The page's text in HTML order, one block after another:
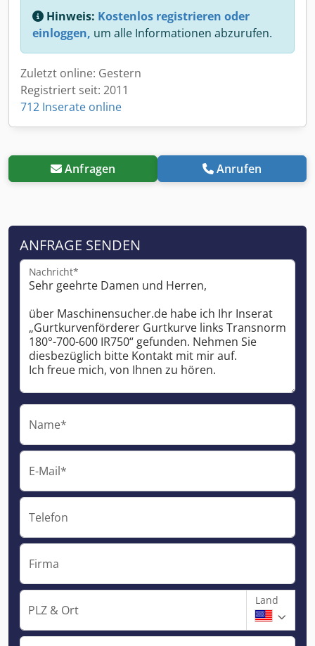
Hinweis: Kostenlos registrieren oder
einloggen, um alle Informationen abzurufen.
Zuletzt online: Gestern
Registriert seit: 2011
712 Inserate online
Anfragen Anrufen
ANFRAGE SENDEN
Nachricht*
Name*
E-Mail*
Telefon
Firma
PLZ & Ort
Land